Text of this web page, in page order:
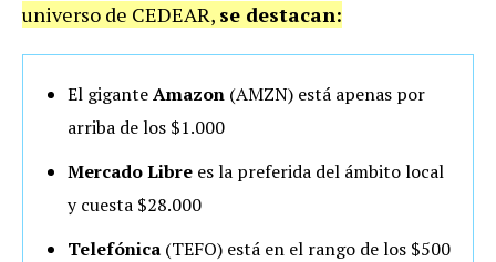
universo de CEDEAR, se destacan:
El giganteAmazon (AMZN) está apenas por
arriba de los $1.000
Mercado Libre es la preferida del ámbito local
y cuesta $28.000
Telefónica (TEFO) está en el rango de los $500